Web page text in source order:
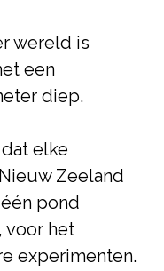
wereld is
een
diep.
elke
Zeeland
pond
voor het
experimenten.